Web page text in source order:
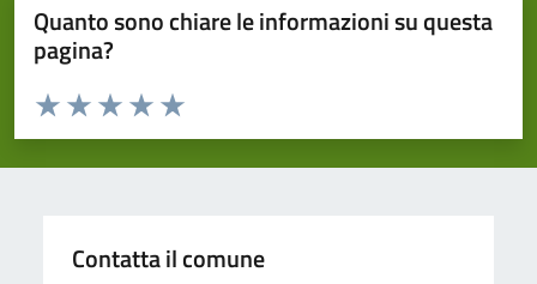
Quanto sono chiare le informazioni su questa
pagina?
Domanda
Valuta da 1 a 5 stelle la pagina
Valuta 5 stelle su 5
Valuta 4 stelle su 5
Valuta 3 stelle su 5
Valuta 2 stelle su 5
Valuta 1 stelle su 5
Contatta il comune